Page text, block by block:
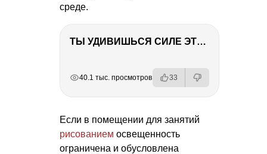
среде.
ТЫ УДИВИШЬСЯ СИЛЕ ЭТО ЧЕЛОВЕКА! Блог о нашей поездке в Вышний Волочек
40.1 тыс. просмотров 33
Если в помещении для занятий
рисованием освещенность
ограничена и обусловлена